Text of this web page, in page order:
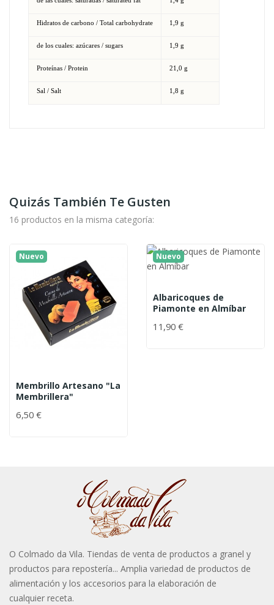
Hidratos de carbono / Total carbohydrate 1,9 g
de los cuales: azúcares / sugars 1,9 g
Proteínas / Protein 21,0 g
Sal / Salt 1,8 g
Quizás También Te Gusten
16 productos en la misma categoría:
Nuevo
Membrillo Artesano "La
Membrillera"
6,50 €
Nuevo
Albaricoques de
Piamonte en Almíbar
11,90 €
O Colmado da Vila. Tiendas de venta de productos a granel y
productos para repostería... Amplia variedad de productos de
alimentación y los accesorios para la elaboración de
cualquier receta.